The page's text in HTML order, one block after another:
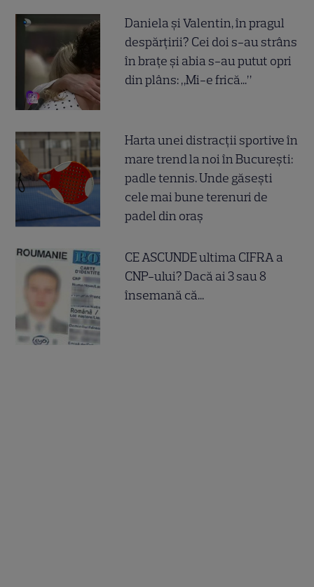
Daniela și Valentin, în pragul
despărțirii? Cei doi s-au strâns
în brațe și abia s-au putut opri
din plâns: „Mi-e frică...”
Harta unei distracții sportive în
mare trend la noi în București:
padle tennis. Unde găsești
cele mai bune terenuri de
padel din oraș
CE ASCUNDE ultima CIFRA a
CNP-ului? Dacă ai 3 sau 8
însemană că...